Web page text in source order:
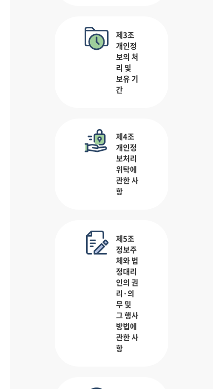
제3조
개인정
보의 처
리 및
보유 기
간
제4조
개인정
보처리
위탁에
관한 사
항
제5조
정보주
체와 법
정대리
인의 권
리·의
무 및
그 행사
방법에
관한 사
항